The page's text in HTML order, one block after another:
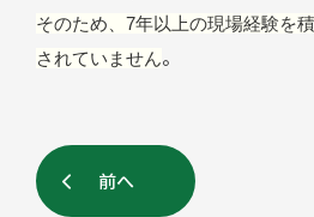
そのため、7年以上の現場経験を
されていません。
前へ